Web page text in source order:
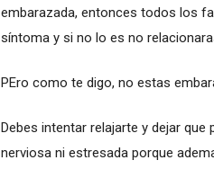
embarazada, entonces todos los
síntoma y si no lo es no
PEro como te digo, no estas
Debes intentar relajarte y dejar
nerviosa ni estresada porque